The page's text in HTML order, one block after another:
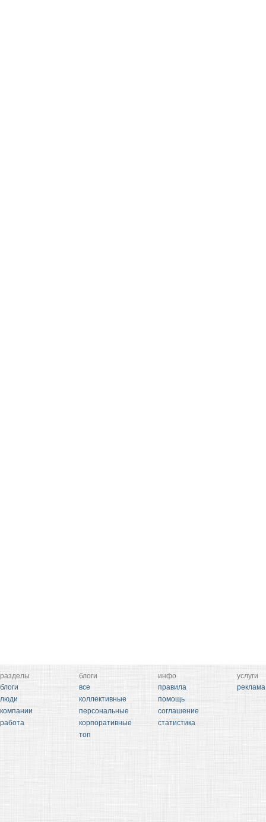
разделы
блоги
люди
компании
работа
блоги
все
коллективные
персональные
корпоративные
топ
инфо
правила
помощь
соглашение
статистика
услуги
реклама